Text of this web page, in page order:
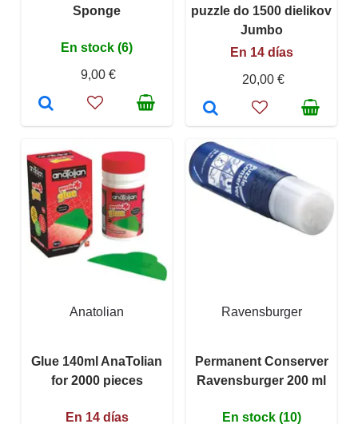
Sponge
En stock (6)
9,00 €
puzzle do 1500 dielikov
Jumbo
En 14 días
20,00 €
Anatolian
Glue 140ml AnaTolian
for 2000 pieces
En 14 días
Ravensburger
Permanent Conserver
Ravensburger 200 ml
En stock (10)